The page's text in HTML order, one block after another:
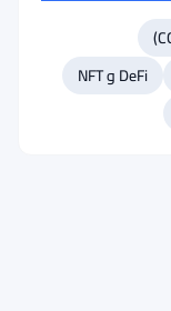
DeFi و NFT